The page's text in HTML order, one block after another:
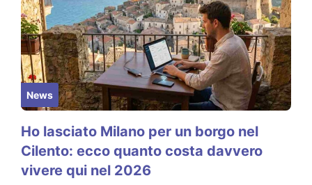
News
Ho lasciato Milano per un borgo nel
Cilento: ecco quanto costa davvero
vivere qui nel 2026